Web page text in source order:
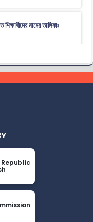
নামের তালিকাঃ
সম্পূর্ণ নিষিদ্ধ।
পালন প্রসঙ্গে বিজ্ঞপ্তি
(অনুষ্ঠিতব্য অক্টোবর ২০২৩)